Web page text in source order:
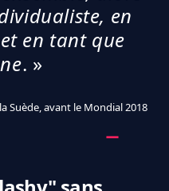
en
en tant que
. »
Suède, avant le Mondial 2018